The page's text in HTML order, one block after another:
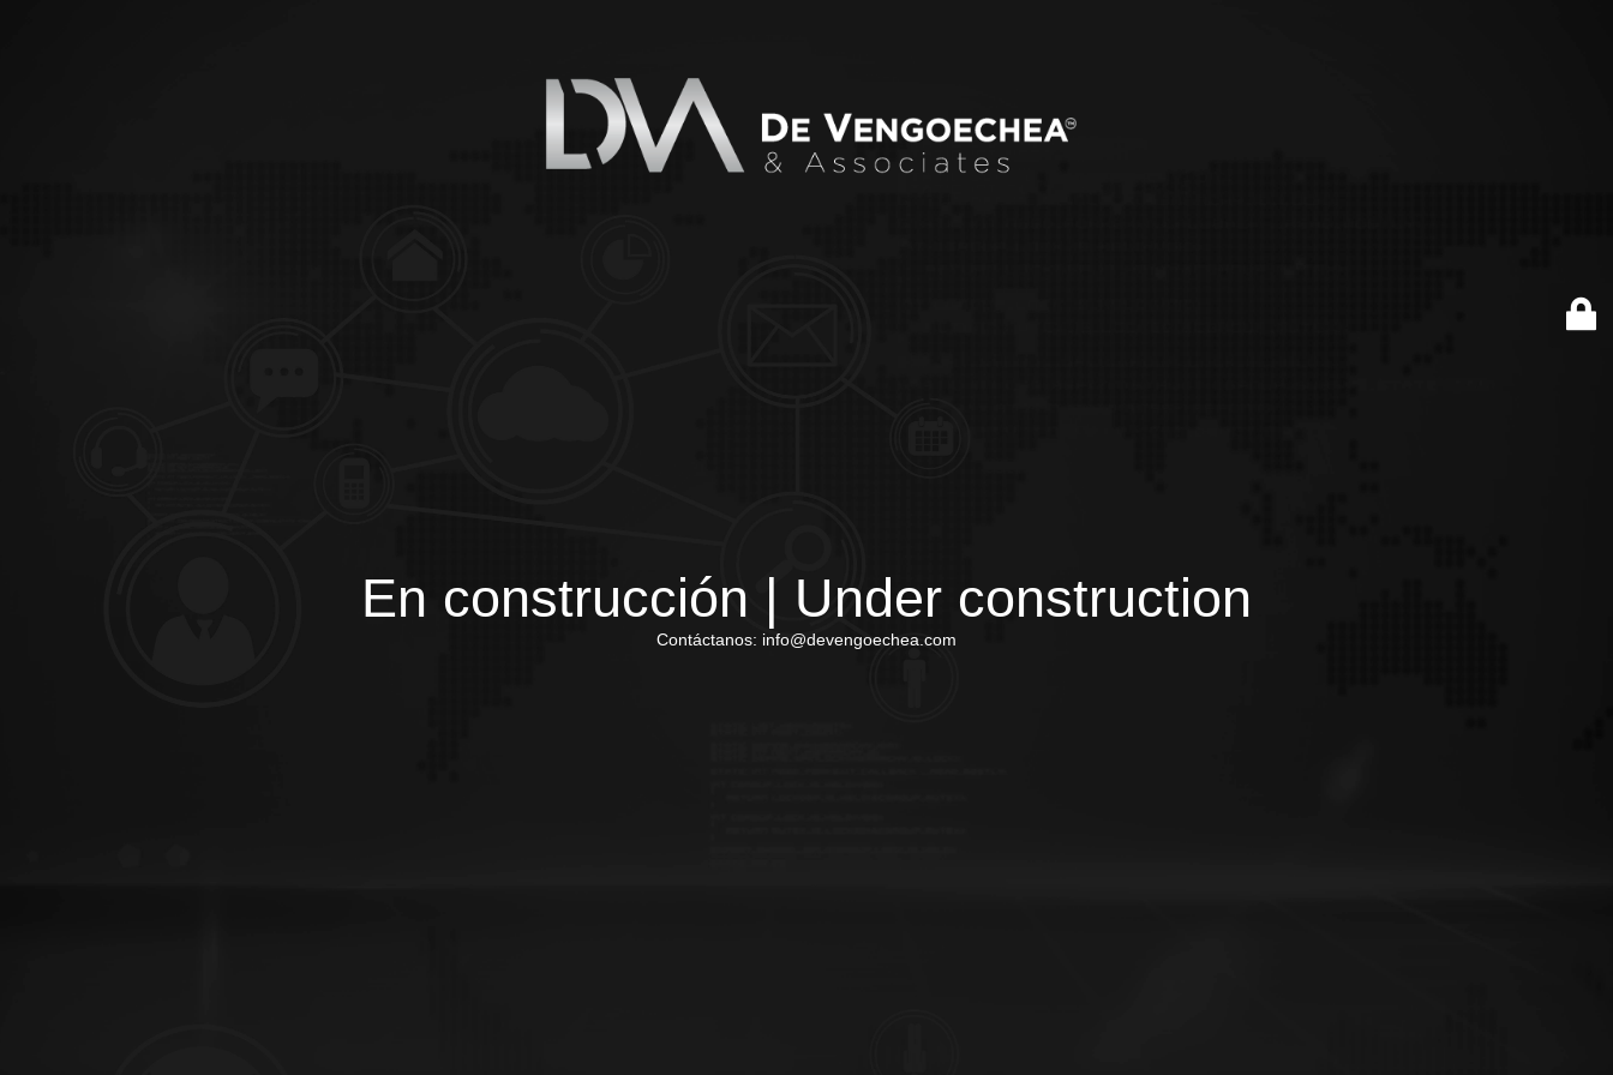
En construcción | Under construction
Contáctanos: info@devengoechea.com